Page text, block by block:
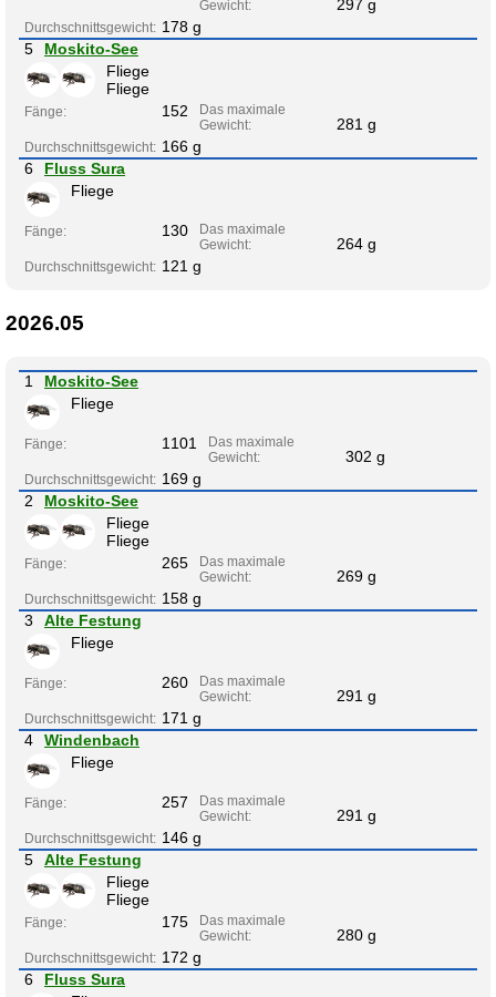
Gewicht:
297 g
Durchschnittsgewicht: 178 g
5
Moskito-See
Fliege
Fliege
Fänge: 152
Das maximale
Gewicht:
281 g
Durchschnittsgewicht: 166 g
6
Fluss Sura
Fliege
Fänge: 130
Das maximale
Gewicht:
264 g
Durchschnittsgewicht: 121 g
2026.05
1
Moskito-See
Fliege
Fänge: 1101
Das maximale
Gewicht:
302 g
Durchschnittsgewicht: 169 g
2
Moskito-See
Fliege
Fliege
Fänge: 265
Das maximale
Gewicht:
269 g
Durchschnittsgewicht: 158 g
3
Alte Festung
Fliege
Fänge: 260
Das maximale
Gewicht:
291 g
Durchschnittsgewicht: 171 g
4
Windenbach
Fliege
Fänge: 257
Das maximale
Gewicht:
291 g
Durchschnittsgewicht: 146 g
5
Alte Festung
Fliege
Fliege
Fänge: 175
Das maximale
Gewicht:
280 g
Durchschnittsgewicht: 172 g
6
Fluss Sura